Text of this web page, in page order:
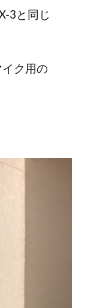
3と同じ
ク用の